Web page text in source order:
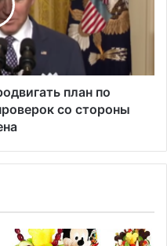
план по
со стороны